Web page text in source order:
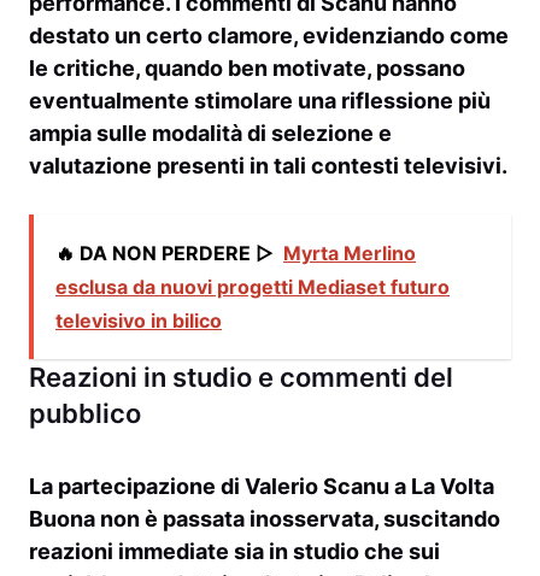
destato un certo clamore, evidenziando come
le critiche, quando ben motivate, possano
eventualmente stimolare una riflessione più
ampia sulle modalità di selezione e
valutazione presenti in tali contesti televisivi.
🔥 DA NON PERDERE ▷ Myrta Merlino
esclusa da nuovi progetti Mediaset futuro
televisivo in bilico
Reazioni in studio e commenti del
pubblico
La partecipazione di Valerio Scanu a La Volta
Buona non è passata inosservata, suscitando
reazioni immediate sia in studio che sui